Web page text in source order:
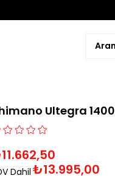
Ultegra
Dahil₺13.995,00